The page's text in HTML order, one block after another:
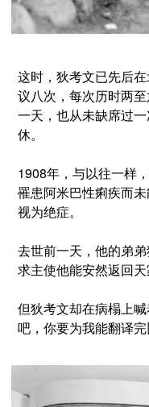
这时，狄考文已先后
议八次，每次历时两
一天，也从未缺席过
休。
1908年，与以往一样
罹患阿米巴性痢疾而
视为绝症。
去世前一天，他的弟
求主使他能安然返回天
但狄考文却在病榻上喊
吧，你要为我能翻译